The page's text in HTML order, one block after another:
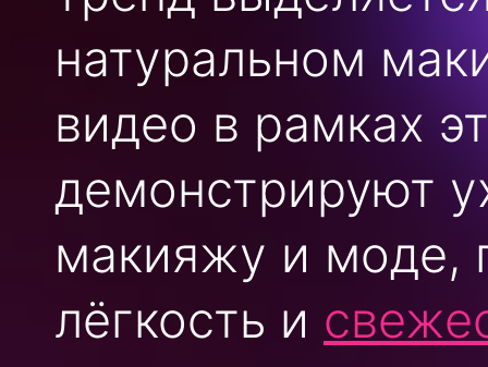
натуральном
видео в рамках
демонстрируют
макияжу и моде,
лёгкость и